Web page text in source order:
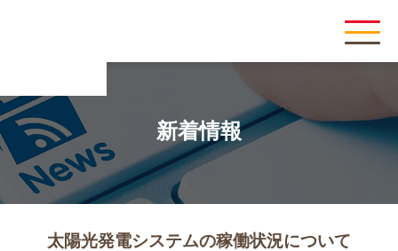
新着情報
太陽光発電システムの稼働状況について